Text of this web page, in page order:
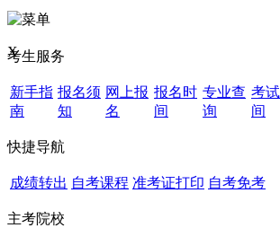
X
考生服务
新手指
南
报名须
知
网上报
名
报名时
间
专业查
询
考
间
快捷导航
成绩转出 自考课程 准考证打印 自考免考
主考院校